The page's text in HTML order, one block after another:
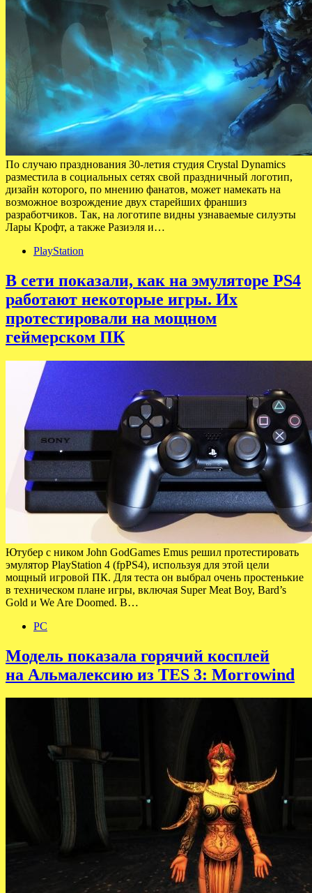
По случаю празднования 30-летия студия Crystal Dynamics
разместила в социальных сетях свой праздничный логотип,
дизайн которого, по мнению фанатов, может намекать на
возможное возрождение двух старейших франшиз
разработчиков. Так, на логотипе видны узнаваемые силуэты
Лары Крофт, а также Разиэля и…
PlayStation
В сети показали, как на эмуляторе PS4
работают некоторые игры. Их
протестировали на мощном
геймерском ПК
Ютубер с ником John GodGames Emus решил протестировать
эмулятор PlayStation 4 (fpPS4), используя для этой цели
мощный игровой ПК. Для теста он выбрал очень простенькие
в техническом плане игры, включая Super Meat Boy, Bard’s
Gold и We Are Doomed. В…
PC
Модель показала горячий косплей
на Альмалексию из TES 3: Morrowind